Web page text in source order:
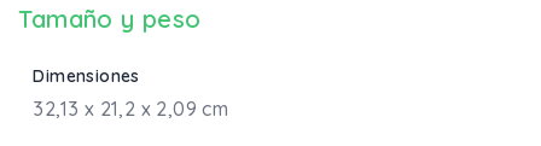
Tamaño y peso
Dimensiones
32,13 x 21,2 x 2,09 cm